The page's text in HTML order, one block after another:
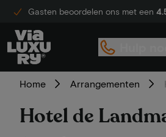
Gasten beoordelen ons met een
Home Arrangementen
Hotel de